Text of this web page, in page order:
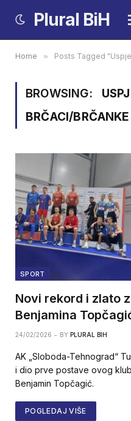
Plural BiH
Home » Posts Tagged
BROWSING:
BRČACI/BRČANKE
SPORT
Novi rekord i zlato
Benjamina
24/02/2026 BY PLURAL BIH
AK „Sloboda-Tehnograd“
i dio prve postave ovog
Benjamin Topčagić.
POGLEDAJ VIŠE